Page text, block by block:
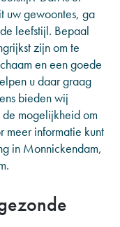
uw gewoontes, ga
leefstijl. Bepaal
zijn om te
en een goede
u daar graag
bieden wij
mogelijkheid om
meer informatie kunt
in Monnickendam,